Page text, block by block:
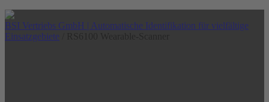
BSI Vertriebs GmbH | Automatische Identifikation für vielfältige
Einsatzgebiete